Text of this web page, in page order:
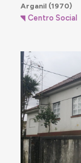
Arganil(1970)
Centro Social